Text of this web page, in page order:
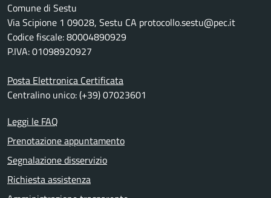
Comune di Sestu
Via Scipione 1 09028, Sestu CA protocollo.sestu@pec.it
Codice fiscale: 80004890929
P.IVA: 01098920927
Posta Elettronica Certificata
Centralino unico: (+39) 07023601
Leggi le FAQ
Prenotazione appuntamento
Segnalazione disservizio
Richiesta assistenza